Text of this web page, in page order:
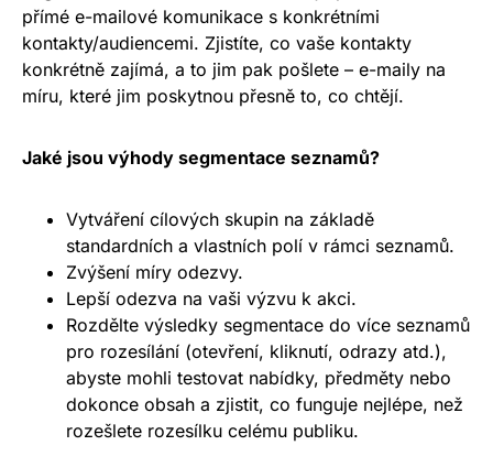
přímé e-mailové komunikace s konkrétními
kontakty/audiencemi. Zjistíte, co vaše kontakty
konkrétně zajímá, a to jim pak pošlete – e-maily na
míru, které jim poskytnou přesně to, co chtějí.
Jaké jsou výhody segmentace seznamů?
Vytváření cílových skupin na základě
standardních a vlastních polí v rámci seznamů.
Zvýšení míry odezvy.
Lepší odezva na vaši výzvu k akci.
Rozdělte výsledky segmentace do více seznamů
pro rozesílání (otevření, kliknutí, odrazy atd.),
abyste mohli testovat nabídky, předměty nebo
dokonce obsah a zjistit, co funguje nejlépe, než
rozešlete rozesílku celému publiku.